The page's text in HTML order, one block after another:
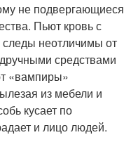
не подвергающиеся
Пьют кровь с
неотличимы от
средствами
«вампиры»
из мебели и
кусает по
и лицо людей.